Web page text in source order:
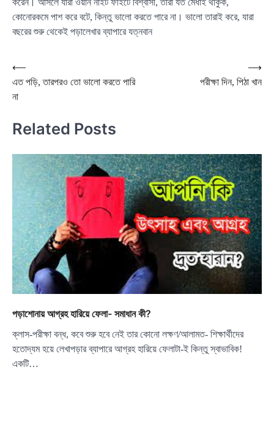
করেন। আসলে যারা ওয়ান নাইট ফাইটে বিশ্বাসী, তারা যত মেধাই থাকুক,
কোনোরকমে পাশ করে বটে, কিন্তু ভালো করতে পারে না। ভালো তারাই করে, যারা
বছরের শুরু থেকেই পড়ালেখার ব্যাপারে যত্নবান
Post
navigation
⟵
এত পড়ি, তারপরও তো ভালো করতে পারি
না
পরীক্ষা দিন, পিঠা খান
⟶
Related Posts
পড়াশোনায় আগ্রহ হারিয়ে ফেলা- সমাধান কী?
ক্লাস-পরীক্ষা বন্ধ, কবে শুরু হবে নেই তার কোনো লক্ষণ/আলামত- শিক্ষার্থীদের
হতোদ্যম হয়ে লেখাপড়ার ব্যাপারে আগ্রহ হারিয়ে ফেলাটা-ই কিন্তু স্বাভাবিক!
একটি…